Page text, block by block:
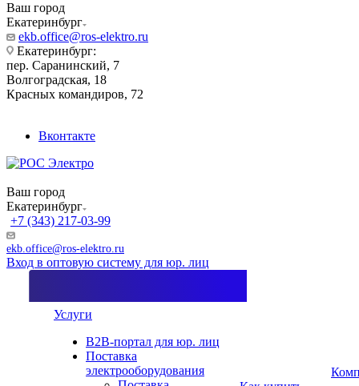
Ваш город
Екатеринбург
ekb.office@ros-elektro.ru
Екатеринбург:
пер. Саранинский, 7
Волгоградская, 18
Красных командиров, 72
Вконтакте
Ваш город
Екатеринбург
+7 (343) 217-03-99
ekb.office@ros-elektro.ru
Вход в оптовую систему для юр. лиц
Услуги
B2B-портал для юр. лиц
Поставка
электрооборудования